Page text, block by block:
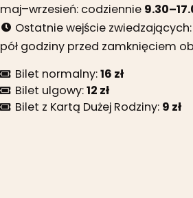
maj–wrzesień: codziennie
Ostatnie wejście zwiedzających:
pół godziny przed zamknięciem
Bilet normalny:16 zł
Bilet ulgowy:12 zł
Bilet z Kartą Dużej Rodziny: 9 zł